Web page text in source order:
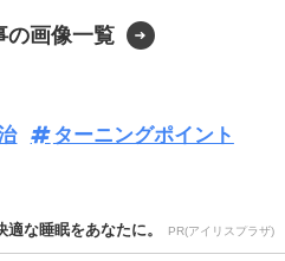
の画像一覧
ターニングポイント
適な睡眠をあなたに。 PR(アイリスプラザ)